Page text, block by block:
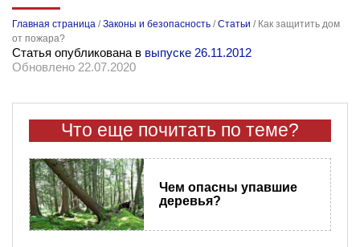
Главная страница /Законы и безопасность /Статьи / Как защитить дом
от пожара?
Статья опубликована в выпуске 26.11.2012
Обновлено 22.07.2020
Что еще почитать по теме?
Чем опасны упавшие
деревья?